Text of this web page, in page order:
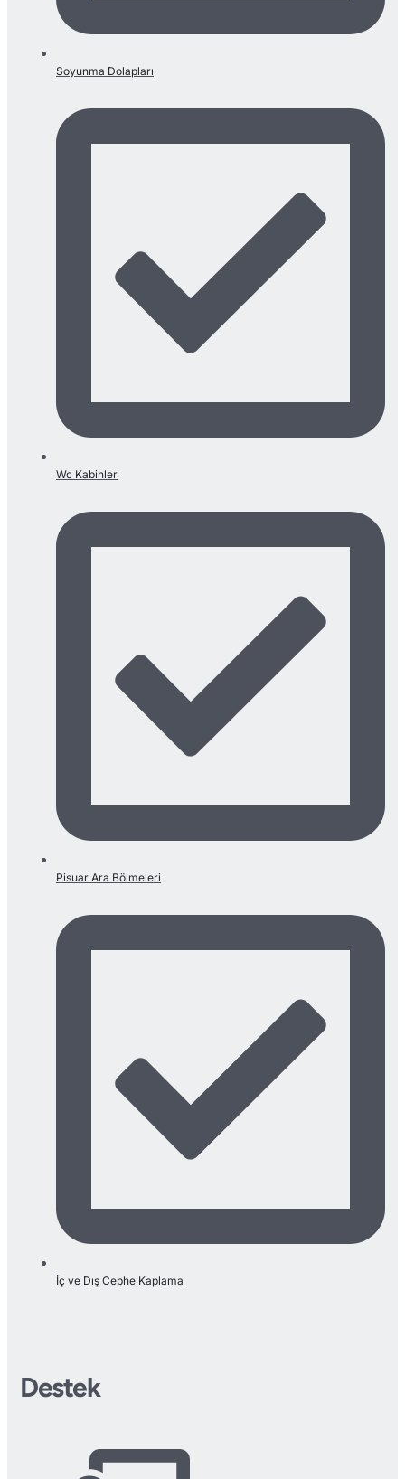
Soyunma Dolapları
Wc Kabinler
Pisuar Ara Bölmeleri
İç ve Dış Cephe Kaplama
Destek